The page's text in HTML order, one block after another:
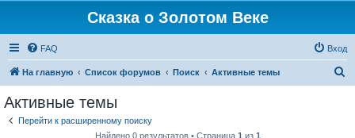
Сказка о Золотом Веке
FAQ Вход
На главную Список форумов Поиск Активные темы
Активные темы
Перейти к расширенному поиску
Найдено 0 результатов • Страница 1 из 1